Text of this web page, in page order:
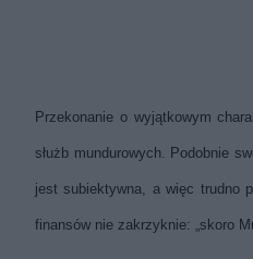
Przekonanie o wyjątkowym
służb mundurowych. Podobnie
jest subiektywna, a więc trudno
finansów nie zakrzyknie: „skoro